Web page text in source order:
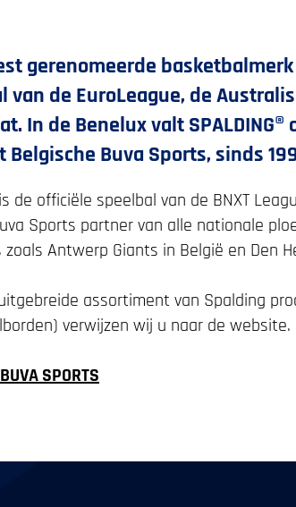
gerenomeerde
van de EuroLeague, de
In de Benelux valt
Belgische Buva Sports, sinds
de officiële speelbal van de BNXT
Sports partner van alle nationale
Antwerp Giants in België en Den
assortiment van Spalding
verwijzen wij u naar de website.
SPORTS